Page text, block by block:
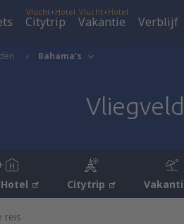
Vlucht+Hotel
Citytrip
Vlucht+Hotel
Vakantie Verblijf
Bahama’s
Citytrip
reis